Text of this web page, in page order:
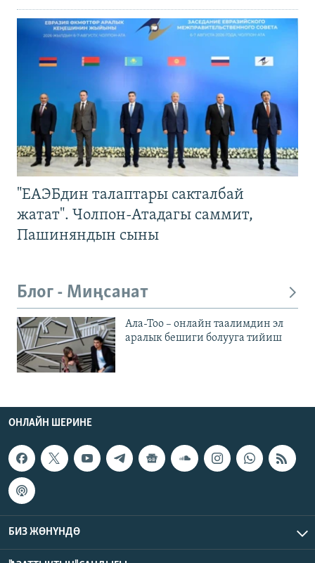
"ЕАЭБдин талаптары сакталбай
жатат". Чолпон-Атадагы саммит,
Пашиняндын сыны
Блог - Миңсанат
Ала-Тоо – онлайн таалимдин эл
аралык бешиги болууга тийиш
ОНЛАЙН ШЕРИНЕ
БИЗ ЖӨНҮНДӨ